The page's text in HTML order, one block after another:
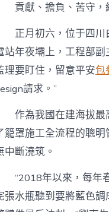
貢獻、擔負、苦守，
正月初六，位于四川
站年夜壩上，工程部
理要盯住，留意平安包
請求。”
作為我國在建海拔最
籠罩施工全流程的聰
中斷澆筑。
“2018年以來，每年
張水瓶聽到要將藍色